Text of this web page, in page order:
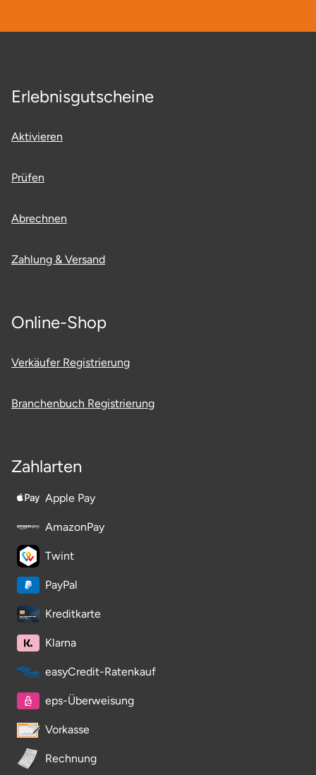
Erlebnisgutscheine
Aktivieren
Prüfen
Abrechnen
Zahlung & Versand
Online-Shop
Verkäufer Registrierung
Branchenbuch Registrierung
Zahlarten
Apple Pay
AmazonPay
Twint
PayPal
Kreditkarte
Klarna
easyCredit-Ratenkauf
eps-Überweisung
Vorkasse
Rechnung
Prignitz
Regensburg
Rodgau
Rostock
Salzgitter
Schongau
Schwabach
Schweinfurt
Schwerin
Segeberg
Seligenstadt